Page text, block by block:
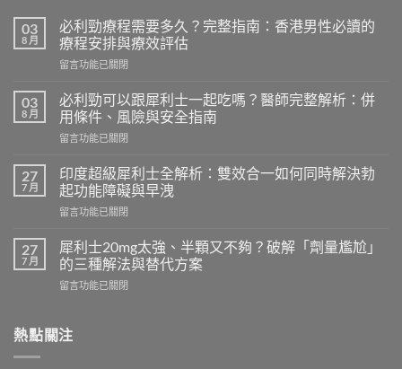
03
8 月
必利勁療程需要多久？完整指南：香港男性必讀的
療程安排與療效評估
在
利
勁
療
程
要
多
久？
完
指
南：
港
必
留言功能已關閉
03
8 月
必利勁可以跟犀利士一起吃嗎？醫師完整解析：併
用條件、風險與安全指南
在
利
勁
可
以
犀
利
士
一
嗎？
留言功能已關閉
27
7 月
印度超級犀利士全解析：雙效合一如何同時解決勃
起功能障礙與早洩
在
度
超
級
犀
全
留言功能已關閉
27
7 月
犀利士20mg太強、半顆又不夠？破解「劑量尷尬」
的三種解法與替代方案
在
士
20mg
留言功能已關閉
熱點關注